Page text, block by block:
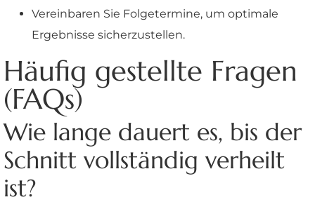
Vereinbaren Sie Folgetermine, um optimale
Ergebnisse sicherzustellen.
Häufig gestellte Fragen
(FAQs)
Wie lange dauert es, bis der
Schnitt vollständig verheilt
ist?